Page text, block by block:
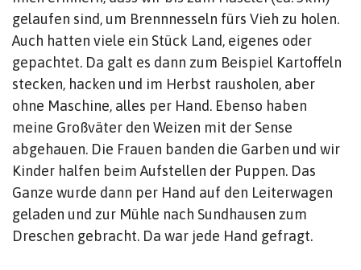
gelaufen sind, um Brennnesseln fürs Vieh zu holen.
Auch hatten viele ein Stück Land, eigenes oder
gepachtet. Da galt es dann zum Beispiel Kartoffeln
stecken, hacken und im Herbst rausholen, aber
ohne Maschine, alles per Hand. Ebenso haben
meine Großväter den Weizen mit der Sense
abgehauen. Die Frauen banden die Garben und wir
Kinder halfen beim Aufstellen der Puppen. Das
Ganze wurde dann per Hand auf den Leiterwagen
geladen und zur Mühle nach Sundhausen zum
Dreschen gebracht. Da war jede Hand gefragt.